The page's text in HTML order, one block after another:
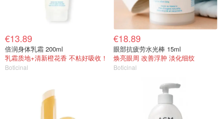
€13.89
倍润身体乳霜 200ml
乳霜质地+清新橙花香 不粘好吸收！
Boticinal
€18.89
眼部抗疲劳水光棒 15ml
焕亮眼周 改善浮肿 淡化细纹
Boticinal